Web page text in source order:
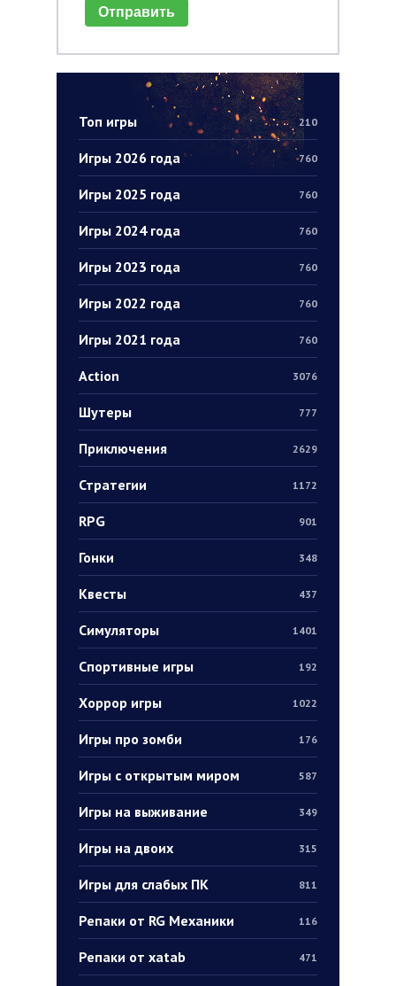
Топ игры 210
Игры 2026 года 760
Игры 2025 года 760
Игры 2024 года 760
Игры 2023 года 760
Игры 2022 года 760
Игры 2021 года 760
Action 3076
Шутеры 777
Приключения 2629
Стратегии 1172
RPG 901
Гонки 348
Квесты 437
Симуляторы 1401
Спортивные игры 192
Хоррор игры 1022
Игры про зомби 176
Игры с открытым миром 587
Игры на выживание 349
Игры на двоих 315
Игры для слабых ПК 811
Репаки от RG Механики 116
Репаки от xatab 471
Отправить